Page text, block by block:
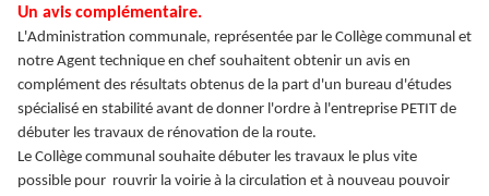
Un avis complémentaire.
L'Administration communale, représentée par le Collège communal et
notre Agent technique en chef souhaitent obtenir un avis en
complément des résultats obtenus de la part d'un bureau d'études
spécialisé en stabilité avant de donner l'ordre à l'entreprise PETIT de
débuter les travaux de rénovation de la route.
Le Collège communal souhaite débuter les travaux le plus vite
possible pour rouvrir la voirie à la circulation et à nouveau pouvoir